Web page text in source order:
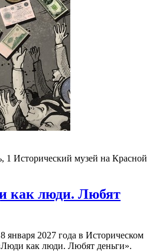
1 Исторический музей на Красной
как люди. Любят
января 2027 года в Историческом
как люди. Любят деньги».